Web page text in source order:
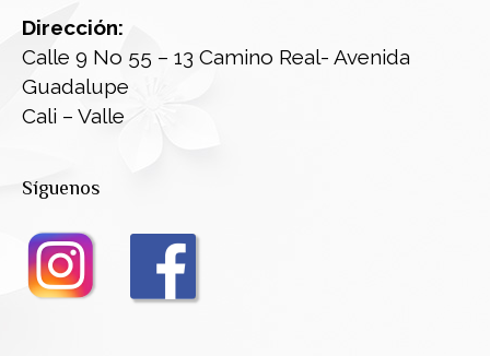
Dirección:
Calle 9 No 55 – 13 Camino Real- Avenida
Guadalupe
Cali – Valle
Síguenos